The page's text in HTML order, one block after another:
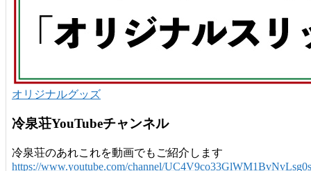
オリジナルグッズ
冷泉荘YouTubeチャンネル
冷泉荘のあれこれを動画でもご紹介します
https://www.youtube.com/channel/